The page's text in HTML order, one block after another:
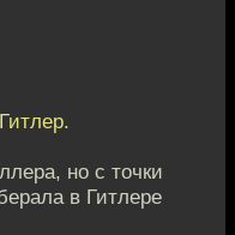
но с точки
в Гитлере